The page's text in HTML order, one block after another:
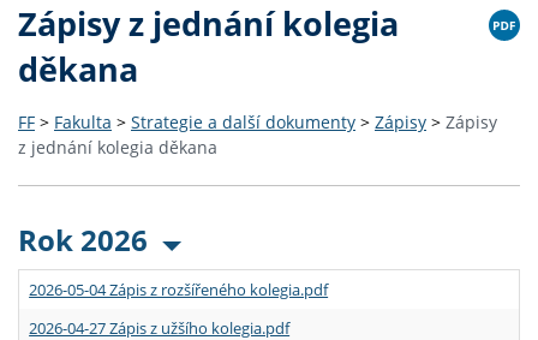
Zápisy z jednání kolegia
děkana
FF > Fakulta > Strategie a další dokumenty > Zápisy > Zápisy
z jednání kolegia děkana
Rok 2026
2026-05-04 Zápis z rozšířeného kolegia.pdf
2026-04-27 Zápis z užšího kolegia.pdf